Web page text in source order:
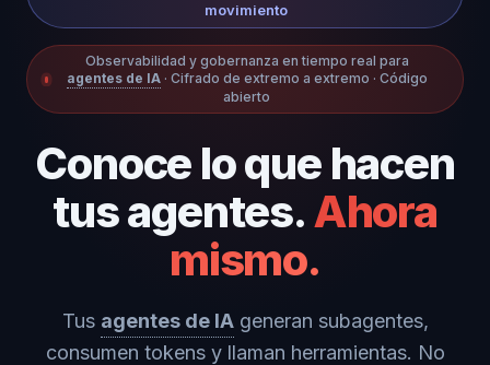
movimiento
Observabilidad y gobernanza en tiempo real para
agentes de IA · Cifrado de extremo a extremo · Código
abierto
Conoce lo que hacen
tus agentes.Ahora
mismo.
Tus agentes de IA generan subagentes,
consumen tokens y llaman herramientas. No